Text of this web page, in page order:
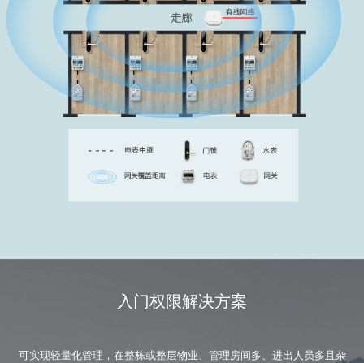
入门权限解决方案
可实现轻量化管理，在整栋或整层物业、管理房间多、进出人员多且杂